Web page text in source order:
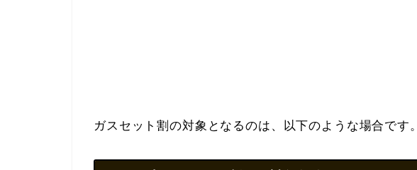
ガスセット割の対象となるのは、以下のような場合です。